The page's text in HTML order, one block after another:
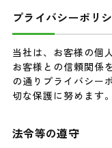
プライバシーポリ
当社は、お客様の個
お客様との信頼関係
の通りプライバシー
切な保護に努めます。
法令等の遵守